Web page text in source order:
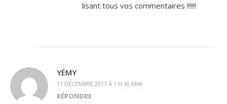
lisant tous vos commentaires !!!!!!
YÉMY
11 DÉCEMBRE 2017 À 1 H 30 MIN
RÉPONDRE